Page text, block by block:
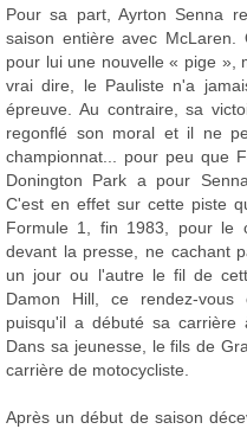
Pour sa part, Ayrton Senna
saison entière avec McLaren.
pour lui une nouvelle « pige »,
vrai dire, le Pauliste n'a
épreuve. Au contraire, sa
regonflé son moral et il ne
championnat... pour peu que
Donington Park a pour
C'est en effet sur cette piste
Formule 1, fin 1983, pour le
devant la presse, ne cachant
un jour ou l'autre le fil de
Damon Hill, ce rendez-vous
puisqu'il a débuté sa carrière
Dans sa jeunesse, le fils de
carrière de motocycliste.
Après un début de saison